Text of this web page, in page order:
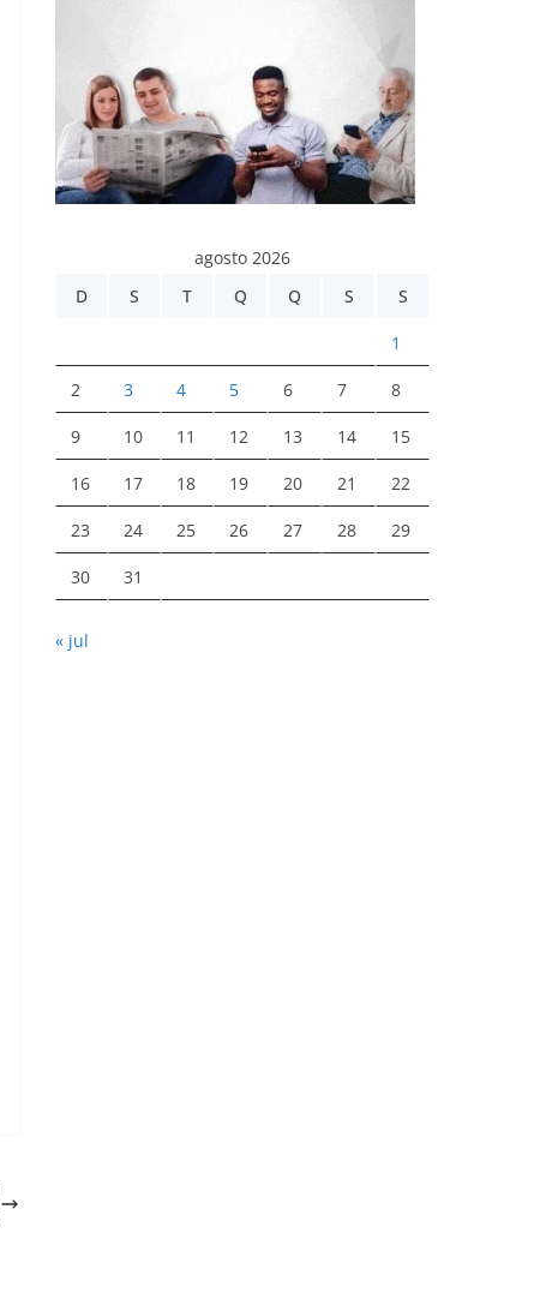
agosto 2026
D
S T Q Q S S
1
2 3 4 5 6 7 8
9 10 11 12 13 14 15
16 17 18 19 20 21 22
23 24 25 26 27 28 29
30 31
« jul